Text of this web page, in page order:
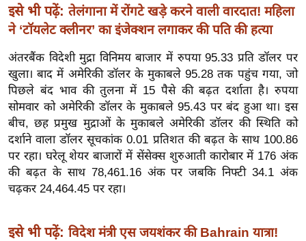
बे
मि
ल
श
ख्सि
य
त
यं
ग
इं
या
इसे भी पढ़ें: तेलंगाना में रोंगटे खड़े करने वाली वारदात! महिला
ने ‘टॉयलेट क्लीनर’ का इंजेक्शन लगाकर की पति की हत्या
अंतरबैंक विदेशी मुद्रा विनिमय बाजार में रुपया 95.33 प्रति डॉलर पर
खुला। बाद में अमेरिकी डॉलर के मुकाबले 95.28 तक पहुंच गया, जो
पिछले बंद भाव की तुलना में 15 पैसे की बढ़त दर्शाता है। रुपया
सोमवार को अमेरिकी डॉलर के मुकाबले 95.43 पर बंद हुआ था। इस
बीच, छह प्रमुख मुद्राओं के मुकाबले अमेरिकी डॉलर की स्थिति को
दर्शाने वाला डॉलर सूचकांक 0.01 प्रतिशत की बढ़त के साथ 100.86
पर रहा। घरेलू शेयर बाजारों में सेंसेक्स शुरुआती कारोबार में 176 अंक
की बढ़त के साथ 78,461.16 अंक पर जबकि निफ्टी 34.1 अंक
चढ़कर 24,464.45 पर रहा।
इसे भी पढ़ें: विदेश मंत्री एस जयशंकर की Bahrain यात्रा!